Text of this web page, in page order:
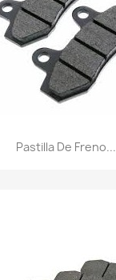
Pastilla De Freno...